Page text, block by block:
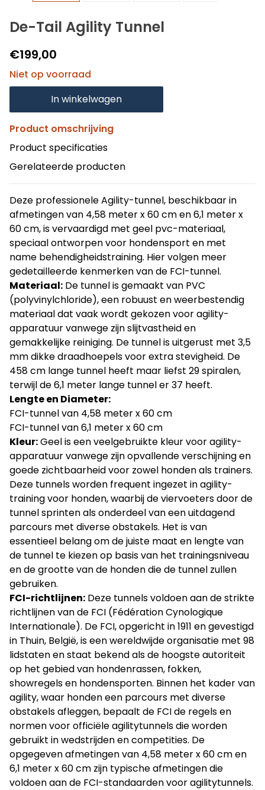
De-Tail Agility Tunnel
€199,00
Niet op voorraad
In winkelwagen
Product omschrijving
Product specificaties
Gerelateerde producten
Deze professionele Agility-tunnel, beschikbaar in
afmetingen van 4,58 meter x 60 cm en 6,1 meter x
60 cm, is vervaardigd met geel pvc-materiaal,
speciaal ontworpen voor hondensport en met
name behendigheidstraining. Hier volgen meer
gedetailleerde kenmerken van de FCI-tunnel.
Materiaal: De tunnel is gemaakt van PVC
(polyvinylchloride), een robuust en weerbestendig
materiaal dat vaak wordt gekozen voor agility-
apparatuur vanwege zijn slijtvastheid en
gemakkelijke reiniging. De tunnel is uitgerust met 3,5
mm dikke draadhoepels voor extra stevigheid. De
458 cm lange tunnel heeft maar liefst 29 spiralen,
terwijl de 6,1 meter lange tunnel er 37 heeft.
Lengte en Diameter:
FCI-tunnel van 4,58 meter x 60 cm
FCI-tunnel van 6,1 meter x 60 cm
Kleur:Geel is een veelgebruikte kleur voor agility-
apparatuur vanwege zijn opvallende verschijning en
goede zichtbaarheid voor zowel honden als trainers.
Deze tunnels worden frequent ingezet in agility-
training voor honden, waarbij de viervoeters door de
tunnel sprinten als onderdeel van een uitdagend
parcours met diverse obstakels. Het is van
essentieel belang om de juiste maat en lengte van
de tunnel te kiezen op basis van het trainingsniveau
en de grootte van de honden die de tunnel zullen
gebruiken.
FCI-richtlijnen: Deze tunnels voldoen aan de strikte
richtlijnen van de FCI (Fédération Cynologique
Internationale). De FCI, opgericht in 1911 en gevestigd
in Thuin, België, is een wereldwijde organisatie met 98
lidstaten en staat bekend als de hoogste autoriteit
op het gebied van hondenrassen, fokken,
showregels en hondensporten. Binnen het kader van
agility, waar honden een parcours met diverse
obstakels afleggen, bepaalt de FCI de regels en
normen voor officiële agilitytunnels die worden
gebruikt in wedstrijden en competities. De
opgegeven afmetingen van 4,58 meter x 60 cm en
6,1 meter x 60 cm zijn typische afmetingen die
voldoen aan de FCI-standaarden voor agilitytunnels.